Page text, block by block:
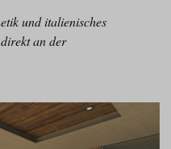
und italienisches
an der